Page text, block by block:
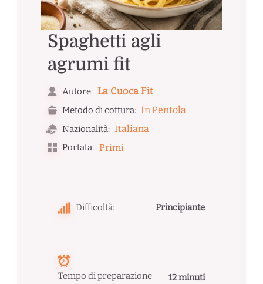
Spaghetti agli
agrumi fit
Autore: La Cuoca Fit
Metodo di cottura: In Pentola
Nazionalità: Italiana
Portata: Primi
Difficoltà: Principiante
Tempo di preparazione 12 minuti